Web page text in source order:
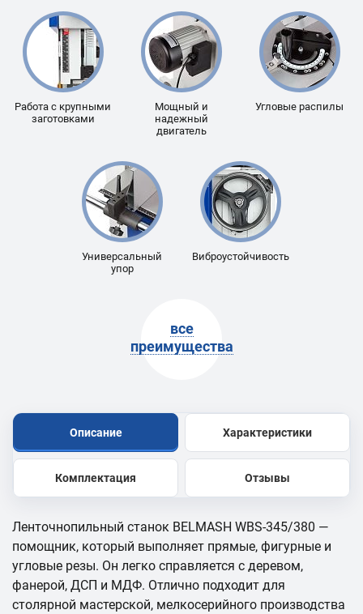
Работа с крупными
заготовками
Мощный и
надежный
двигатель
Угловые распилы
Универсальный
упор
Виброустойчивость
все
преимущества
Описание Характеристики
Комплектация Отзывы
Ленточнопильный станок BELMASH WBS-345/380 —
помощник, который выполняет прямые, фигурные и
угловые резы. Он легко справляется с деревом,
фанерой, ДСП и МДФ. Отлично подходит для
столярной мастерской, мелкосерийного производства